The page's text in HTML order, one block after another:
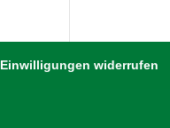
Einwilligungen widerrufen